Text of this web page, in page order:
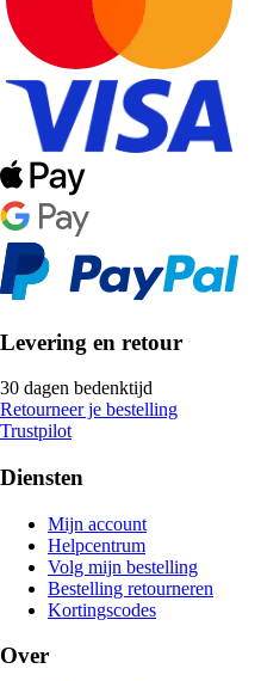
Levering en retour
30 dagen bedenktijd
Retourneer je bestelling
Trustpilot
Diensten
Mijn account
Helpcentrum
Volg mijn bestelling
Bestelling retourneren
Kortingscodes
Over